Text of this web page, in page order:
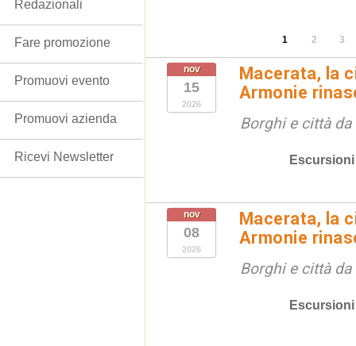
1 2 3
nov
15
2026
Macerata, la
Armonie
Borghi e città
Escursioni
nov
08
2026
Macerata, la
Armonie
Borghi e città
Escursioni
Redazionali
Fare promozione
Promuovi evento
Promuovi azienda
Ricevi Newsletter